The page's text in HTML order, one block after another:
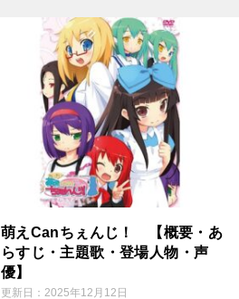
萌えCanちぇんじ！ 【概要・あ
らすじ・主題歌・登場人物・声
優】
更新日： 2025年12月12日